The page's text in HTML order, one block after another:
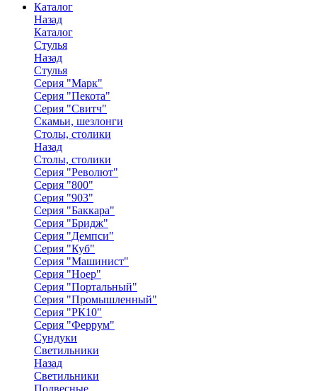
Каталог
Назад
Каталог
Стулья
Назад
Стулья
Серия "Марк"
Серия "Пекота"
Серия "Свитч"
Скамьи, шезлонги
Столы, столики
Назад
Столы, столики
Серия "Револют"
Серия "800"
Серия "903"
Серия "Баккара"
Серия "Бридж"
Серия "Демпси"
Серия "Куб"
Серия "Машинист"
Серия "Ноер"
Серия "Портальный"
Серия "Промышленный"
Серия "РК10"
Серия "Феррум"
Сундуки
Светильники
Назад
Светильники
Подвесные